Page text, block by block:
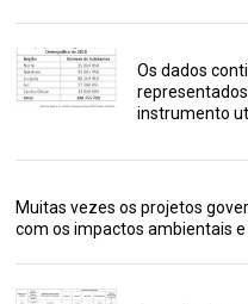
Os dados
instrumento
Muitas vezes os projetos
com os impactos ambientais